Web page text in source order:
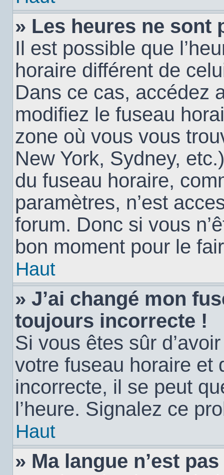
» Les heures ne sont
Il est possible que
horaire différent de
Dans ce cas, accédez
modifiez le fuseau
zone où vous vous
New York, Sydney,
du fuseau horaire,
paramètres, n’est
forum. Donc si vous
bon moment pour le
Haut
» J’ai changé mon
toujours incorrecte !
Si vous êtes sûr
votre fuseau horaire et
incorrecte, il se peut
l’heure. Signalez ce
Haut
» Ma langue n’est